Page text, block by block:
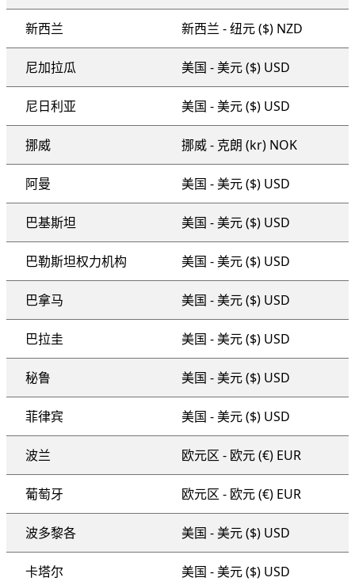
新西兰 新西兰 - 纽元 ($) NZD
尼加拉瓜 美国 - 美元 ($) USD
尼日利亚 美国 - 美元 ($) USD
挪威 挪威 - 克朗 (kr) NOK
阿曼 美国 - 美元 ($) USD
巴基斯坦 美国 - 美元 ($) USD
巴勒斯坦权力机构 美国 - 美元 ($) USD
巴拿马 美国 - 美元 ($) USD
巴拉圭 美国 - 美元 ($) USD
秘鲁 美国 - 美元 ($) USD
菲律宾 美国 - 美元 ($) USD
波兰 欧元区 - 欧元 (€) EUR
葡萄牙 欧元区 - 欧元 (€) EUR
波多黎各 美国 - 美元 ($) USD
卡塔尔 美国 - 美元 ($) USD